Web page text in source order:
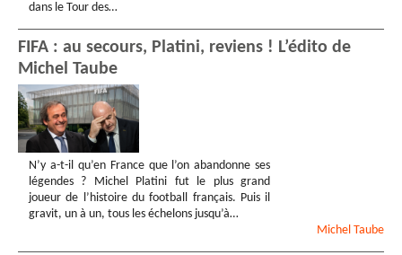
dans le Tour des…
FIFA : au secours, Platini, reviens ! L’édito de
Michel Taube
N’y a-t-il qu’en France que l’on abandonne ses
légendes ? Michel Platini fut le plus grand
joueur de l’histoire du football français. Puis il
gravit, un à un, tous les échelons jusqu’à…
Michel Taube